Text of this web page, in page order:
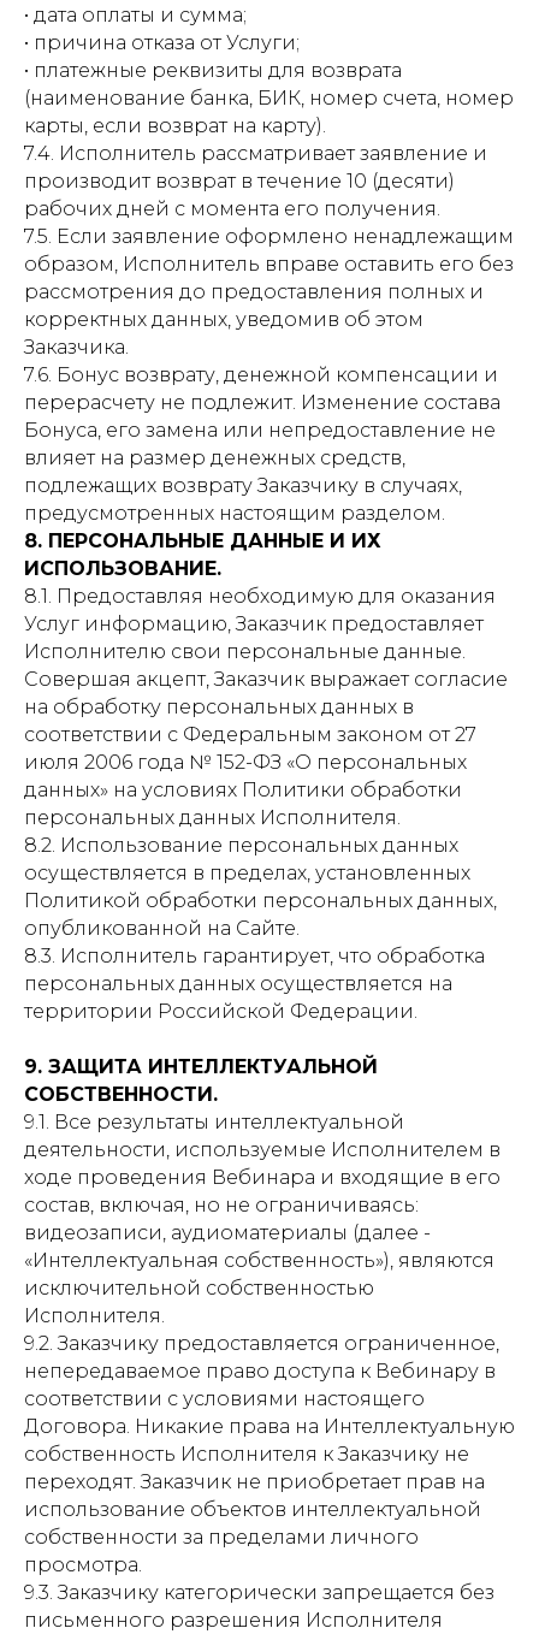
• дата оплаты и сумма;
• причина отказа от Услуги;
• платежные реквизиты для возврата
(наименование банка, БИК, номер счета, номер
карты, если возврат на карту).
7.4. Исполнитель рассматривает заявление и
производит возврат в течение 10 (десяти)
рабочих дней с момента его получения.
7.5. Если заявление оформлено ненадлежащим
образом, Исполнитель вправе оставить его без
рассмотрения до предоставления полных и
корректных данных, уведомив об этом
Заказчика.
7.6. Бонус возврату, денежной компенсации и
перерасчету не подлежит. Изменение состава
Бонуса, его замена или непредоставление не
влияет на размер денежных средств,
подлежащих возврату Заказчику в случаях,
предусмотренных настоящим разделом.
8. ПЕРСОНАЛЬНЫЕ ДАННЫЕ И ИХ
ИСПОЛЬЗОВАНИЕ.
8.1. Предоставляя необходимую для оказания
Услуг информацию, Заказчик предоставляет
Исполнителю свои персональные данные.
Совершая акцепт, Заказчик выражает согласие
на обработку персональных данных в
соответствии с Федеральным законом от 27
июля 2006 года № 152-ФЗ «О персональных
данных» на условиях Политики обработки
персональных данных Исполнителя.
8.2. Использование персональных данных
осуществляется в пределах, установленных
Политикой обработки персональных данных,
опубликованной на Сайте.
8.3. Исполнитель гарантирует, что обработка
персональных данных осуществляется на
территории Российской Федерации.
9. ЗАЩИТА ИНТЕЛЛЕКТУАЛЬНОЙ
СОБСТВЕННОСТИ.
9.1. Все результаты интеллектуальной
деятельности, используемые Исполнителем в
ходе проведения Вебинара и входящие в его
состав, включая, но не ограничиваясь:
видеозаписи, аудиоматериалы (далее -
«Интеллектуальная собственность»), являются
исключительной собственностью
Исполнителя.
9.2. Заказчику предоставляется ограниченное,
непередаваемое право доступа к Вебинару в
соответствии с условиями настоящего
Договора. Никакие права на Интеллектуальную
собственность Исполнителя к Заказчику не
переходят. Заказчик не приобретает прав на
использование объектов интеллектуальной
собственности за пределами личного
просмотра.
9.3. Заказчику категорически запрещается без
письменного разрешения Исполнителя